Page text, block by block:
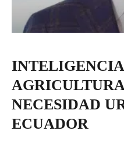
NECESIDAD
ECUADOR